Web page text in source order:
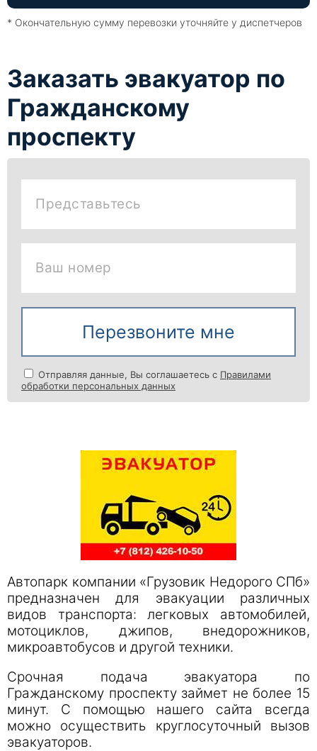
* Окончательную сумму перевозки уточняйте у диспетчеров
Заказать эвакуатор по
Гражданскому
проспекту
Представьтесь
Ваш номер
Перезвоните мне
Отправляя данные, Вы соглашаетесь с Правилами
обработки персональных данных
Автопарк компании «Грузовик Недорого СПб»
предназначен для эвакуации различных
видов транспорта: легковых автомобилей,
мотоциклов, джипов, внедорожников,
микроавтобусов и другой техники.
Срочная подача эвакуатора по
Гражданскому проспекту займет не более 15
минут. С помощью нашего сайта всегда
можно осуществить круглосуточный вызов
эвакуаторов.